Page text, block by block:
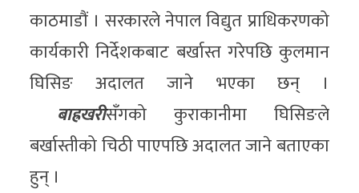
काठमाडौं । सरकारले नेपाल विद्युत प्राधिकरणको
कार्यकारी निर्देशकबाट बर्खास्त गरेपछि कुलमान
घिसिङ अदालत जाने भएका छन् ।
बाह्रखरीसँगको कुराकानीमा घिसिङले
बर्खास्तीको चिठी पाएपछि अदालत जाने बताएका
हुन् ।